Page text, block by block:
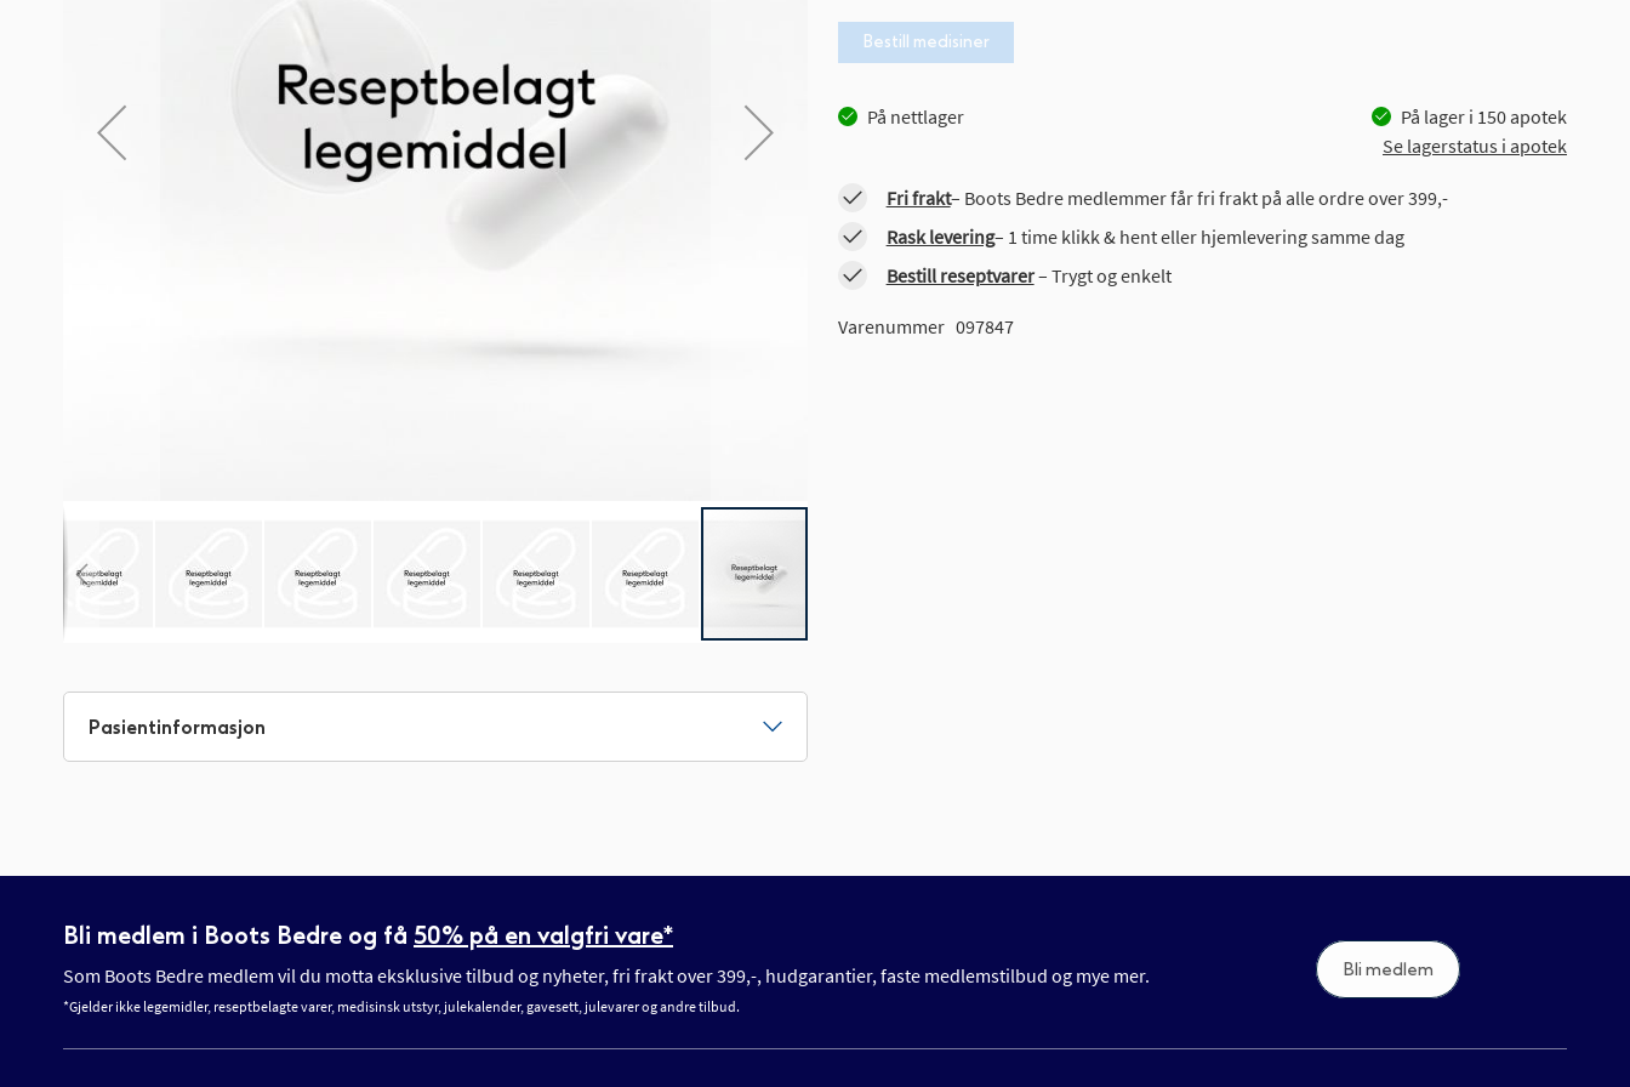
Bestill medisiner
På nettlager På lager i 150apotek
Se lagerstatus i apotek
Fri frakt– Boots Bedre medlemmer får fri frakt på alle ordre over 399,-
Rask levering– 1 time klikk & hent eller hjemlevering samme dag
Bestill reseptvarer– Trygt og enkelt
Varenummer 097847
til
begynnelsen
Pasientinformasjon
Bli medlem i Boots Bedre og få 50% på en valgfri vare*
Som Boots Bedre medlem vil du motta eksklusive tilbud og nyheter, fri frakt over 399,-, hudgarantier, faste medlemstilbud og mye mer.
*Gjelder ikke legemidler, reseptbelagte varer, medisinsk utstyr, julekalender, gavesett, julevarer og andre tilbud.
Bli medlem